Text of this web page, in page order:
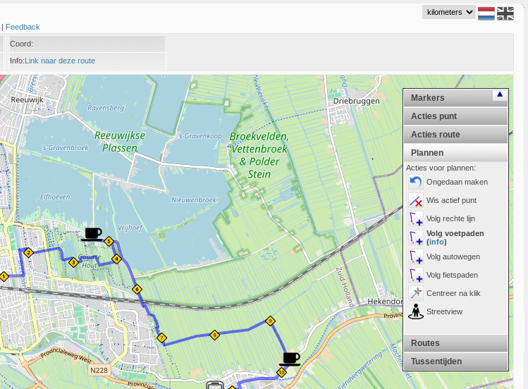
| Feedback
Coord:
Info:Link naar deze route
Markers
Acties punt
Acties route
Plannen
Acties voor plannen:
Ongedaan maken
Wis actief punt
Volg rechte lijn
Volg voetpaden
(info)
Volg autowegen
Volg fietspaden
Centreer na klik
Streetview
Routes
Tussentijden